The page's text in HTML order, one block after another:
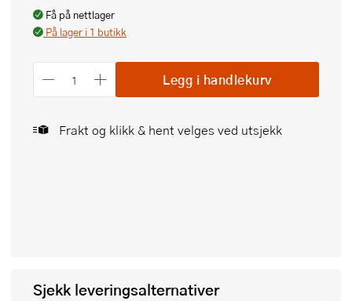
Få på nettlager
På lager i 1 butikk
Legg i handlekurv
Frakt og klikk & hent velges ved utsjekk
Sjekk leveringsalternativer